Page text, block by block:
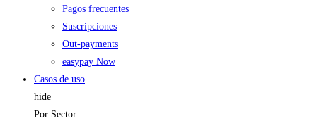
Pagos frecuentes
Suscripciones
Out-payments
easypay Now
Casos de uso
hide
Por Sector